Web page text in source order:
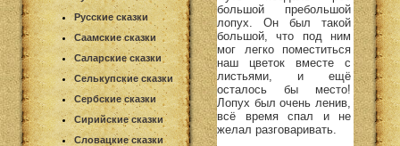
Русские сказки
Саамские сказки
Саларские сказки
Селькупские сказки
Сербские сказки
Сирийские сказки
Словацкие сказки
большой пребольшой
лопух. Он был такой
большой, что под ним
мог легко поместиться
наш цветок вместе с
листьями, и ещё
осталось бы место!
Лопух был очень ленив,
всё время спал и не
желал разговаривать.